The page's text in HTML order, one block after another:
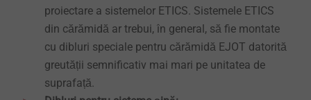
proiectare a sistemelor ETICS. Sistemele ETICS
din cărămidă ar trebui, în general, să fie montate
cu dibluri speciale pentru cărămidă EJOT datorită
greutății semnificativ mai mari pe unitatea de
suprafață.